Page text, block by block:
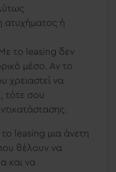
ατυχήματος ή
το leasing δεν
μέσο. Αν το
χρειαστεί να
τότε σου
leasing μια άνετη
που θέλουν να
και να